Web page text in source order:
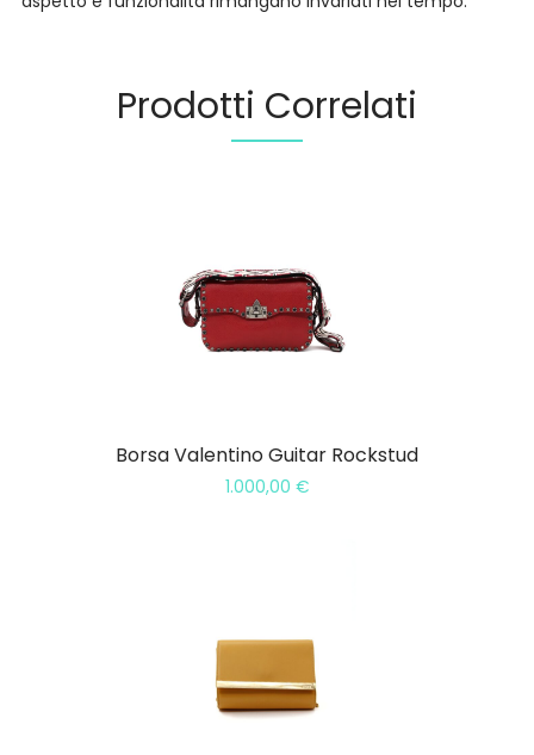
Prodotti Correlati
Borsa Valentino Guitar Rockstud
1.000,00 €